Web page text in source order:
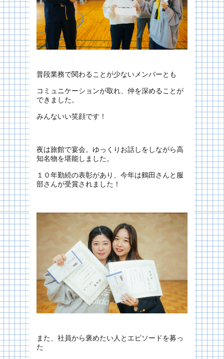
普段業務で関わることが少ないメンバーとも
コミュニケーションが取れ、仲を深めることが
できました。
みんないい笑顔です！
夜は旅館で宴会。ゆっくりお話しをしながら高
知名物を堪能しました。
１０年勤続の表彰があり、今年は鶴田さんと服
部さんが受賞されました！
また、社員から褒めたい人とエピソードを募っ
た